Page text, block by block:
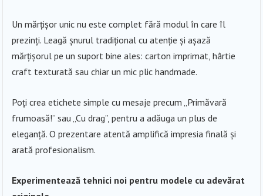
Un mărțișor unic nu este complet fără modul în care îl
prezinți. Leagă șnurul tradițional cu atenție și așază
mărțișorul pe un suport bine ales: carton imprimat, hârtie
craft texturată sau chiar un mic plic handmade.
Poți crea etichete simple cu mesaje precum „Primăvară
frumoasă!” sau „Cu drag”, pentru a adăuga un plus de
eleganță. O prezentare atentă amplifică impresia finală și
arată profesionalism.
Experimentează tehnici noi pentru modele cu adevărat